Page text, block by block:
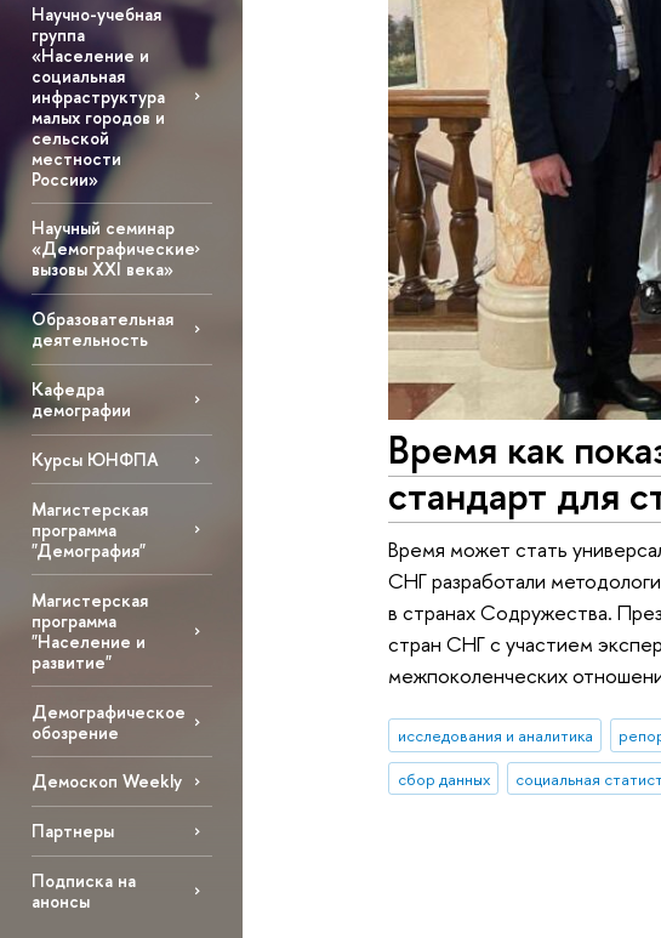
Научно-учебная
группа
«Население и
социальная
инфраструктура
малых городов и
сельской
местности
России»
Научный семинар
«Демографические
вызовы XXI века»
Образовательная
деятельность
Кафедра
демографии
Курсы ЮНФПА
Магистерская
программа
"Демография"
Магистерская
программа
"Население и
развитие"
Демографическое
обозрение
Демоскоп Weekly
Партнеры
Подписка на
анонсы
Время как
стандарт для
Время может стать
СНГ разработали
в странах Содружества.
стран СНГ с участием
межпоколенческих
исследования и аналитика
сбор данных
социальная